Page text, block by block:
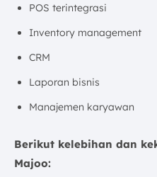
POS terintegrasi
Inventory management
CRM
Laporan bisnis
Manajemen karyawan
Berikut kelebihan dan
Majoo: